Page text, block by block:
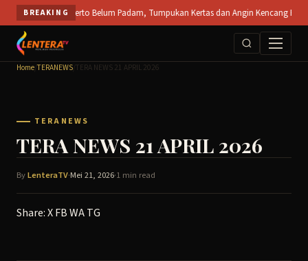
Skip
to
content
BREAKING
PT SPS Mojokerto Belum Padam, Tumpukan Kertas dan Angin Kencang
Home /TERANEWS TERA NEWS 21 APRIL 2026
TERANEWS
TERA NEWS 21 APRIL 2026
ByLenteraTV·Mei 21, 2026·1 min read
Share:XFBWATG